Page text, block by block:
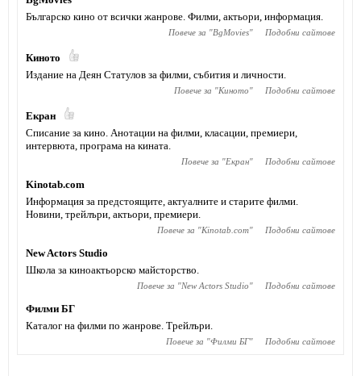
Българско кино от всички жанрове. Филми, актьори, информация.
Повече за "BgMovies" Подобни сайтове
Киното
Издание на Деян Статулов за филми, събития и личности.
Повече за "Киното" Подобни сайтове
Екран
Списание за кино. Анотации на филми, класации, премиери,
интервюта, програма на кината.
Повече за "Екран" Подобни сайтове
Kinotab.com
Информация за предстоящите, актуалните и старите филми.
Новини, трейлъри, актьори, премиери.
Повече за "Kinotab.com" Подобни сайтове
New Actors Studio
Школа за киноактьорско майсторство.
Повече за "New Actors Studio" Подобни сайтове
Филми БГ
Каталог на филми по жанрове. Трейлъри.
Повече за "Филми БГ" Подобни сайтове